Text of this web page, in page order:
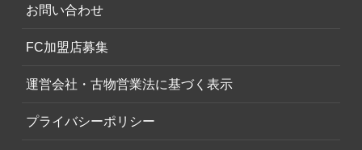
お問い合わせ
FC加盟店募集
運営会社・古物営業法に基づく表示
プライバシーポリシー